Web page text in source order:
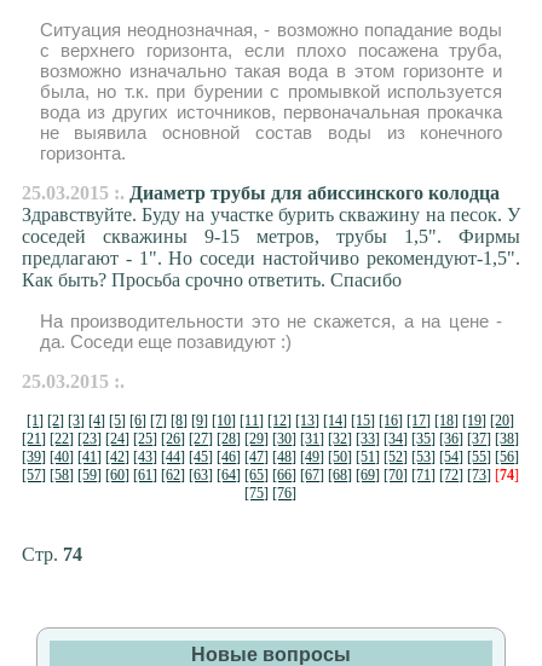
Ситуация неоднозначная, - возможно попадание воды
с верхнего горизонта, если плохо посажена труба,
возможно изначально такая вода в этом горизонте и
была, но т.к. при бурении с промывкой используется
вода из других источников, первоначальная прокачка
не выявила основной состав воды из конечного
горизонта.
25.03.2015 :. Диаметр трубы для абиссинского колодца
Здравствуйте. Буду на участке бурить скважину на песок. У
соседей скважины 9-15 метров, трубы 1,5". Фирмы
предлагают - 1". Но соседи настойчиво рекомендуют-1,5".
Как быть? Просьба срочно ответить. Спасибо
На производительности это не скажется, а на цене -
да. Соседи еще позавидуют :)
25.03.2015 :.
[1] [2] [3] [4] [5] [6] [7] [8] [9] [10] [11] [12] [13] [14] [15] [16] [17] [18] [19] [20]
[21] [22] [23] [24] [25] [26] [27] [28] [29] [30] [31] [32] [33] [34] [35] [36] [37] [38]
[39] [40] [41] [42] [43] [44] [45] [46] [47] [48] [49] [50] [51] [52] [53] [54] [55] [56]
[57] [58] [59] [60] [61] [62] [63] [64] [65] [66] [67] [68] [69] [70] [71] [72] [73] [74]
[75] [76]
Стр. 74
Новые вопросы